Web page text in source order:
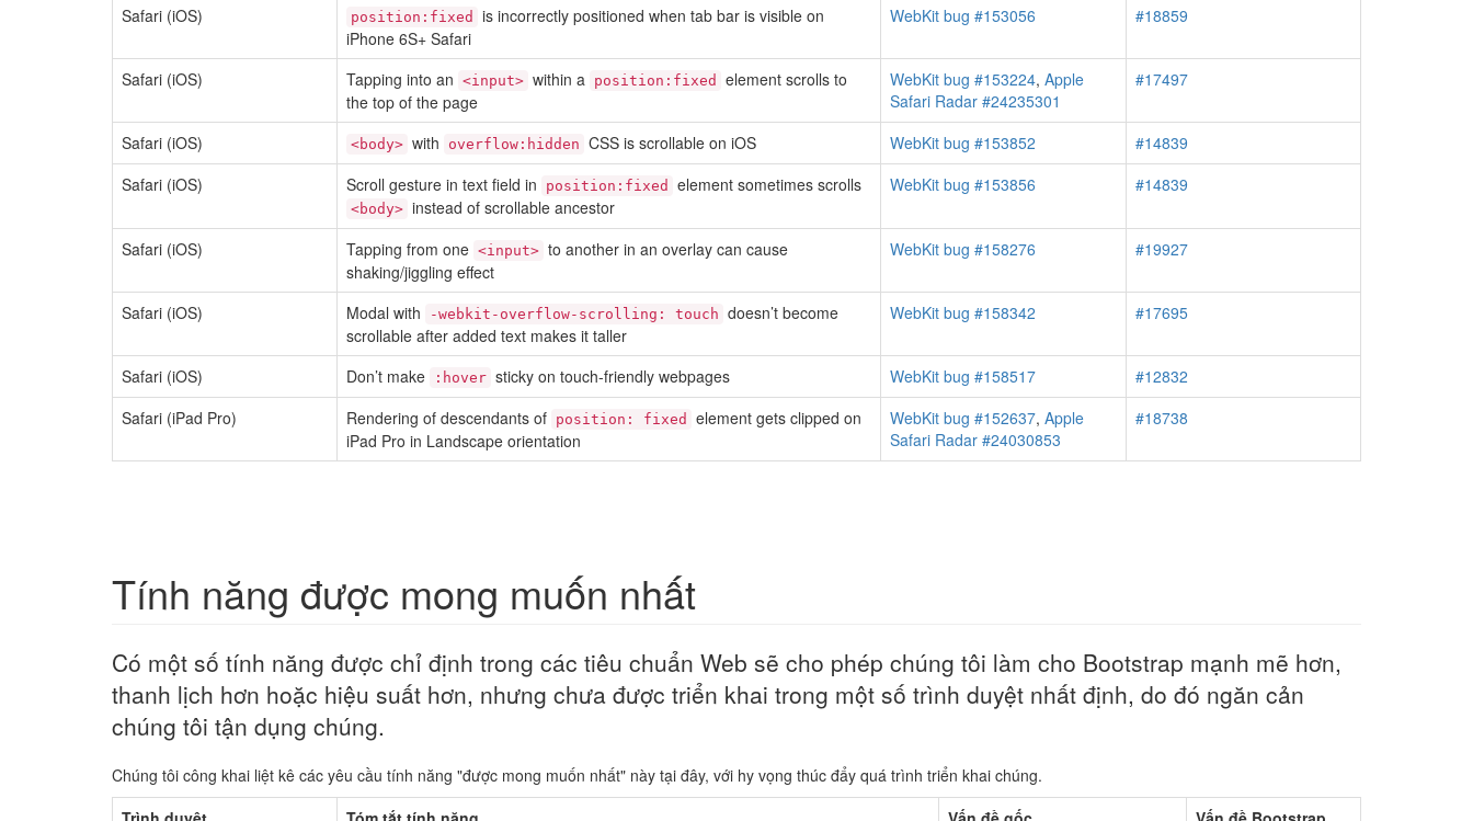
Safari (iOS)
position:fixed
is incorrectly positioned when tab bar is visible on
iPhone 6S+ Safari
WebKit bug #153056 #18859
Safari (iOS) Tapping into an <input> within a position:fixed
element scrolls to
the top of the page
WebKit bug #153224, Apple
Safari Radar #24235301
#17497
Safari (iOS) <body> with overflow:hidden CSS is scrollable on iOS WebKit bug #153852
#14839
Safari (iOS)
Scroll gesture in text field in position:fixed element sometimes scrolls
<body> instead of scrollable ancestor
WebKit bug #153856 #14839
Safari (iOS) Tapping from one <input> to another in an overlay can cause
shaking/jiggling effect
WebKit bug #158276 #19927
Safari (iOS) Modal with -webkit-overflow-scrolling: touch doesn’t become
scrollable after added text makes it taller
WebKit bug #158342 #17695
Safari (iOS) Don’t make :hover sticky on touch-friendly webpages WebKit bug #158517
#12832
Safari (iPad Pro)
Rendering of descendants of position: fixed
element gets clipped on
iPad Pro in Landscape orientation
WebKit bug #152637, Apple
Safari Radar #24030853
#18738
Tính năng được mong muốn nhất
Có một số tính năng được chỉ định trong các tiêu chuẩn Web sẽ cho phép chúng tôi làm cho Bootstrap mạnh mẽ hơn,
thanh lịch hơn hoặc hiệu suất hơn, nhưng chưa được triển khai trong một số trình duyệt nhất định, do đó ngăn cản
chúng tôi tận dụng chúng.
Chúng tôi công khai liệt kê các yêu cầu tính năng "được mong muốn nhất" này tại đây, với hy vọng thúc đẩy quá trình triển khai chúng.